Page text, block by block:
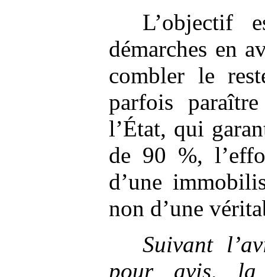
L’objectif
démarches en
combler le
parfois
l’État, qui
de 90 %,
d’une
non d’une
Suivant
pour avis, la